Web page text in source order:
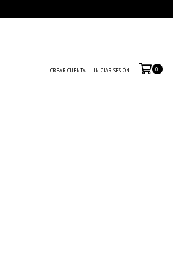
CREAR CUENTA INICIAR SESIÓN 0